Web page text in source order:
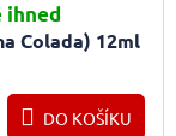
Colada) 12ml
ihned
DO KOŠÍKU